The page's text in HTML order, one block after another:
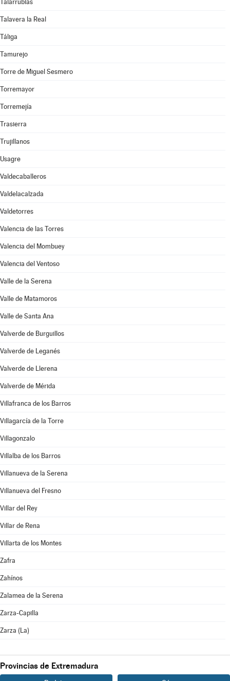
Talarrubias
Talavera la Real
Táliga
Tamurejo
Torre de Miguel Sesmero
Torremayor
Torremejía
Trasierra
Trujillanos
Usagre
Valdecaballeros
Valdelacalzada
Valdetorres
Valencia de las Torres
Valencia del Mombuey
Valencia del Ventoso
Valle de la Serena
Valle de Matamoros
Valle de Santa Ana
Valverde de Burguillos
Valverde de Leganés
Valverde de Llerena
Valverde de Mérida
Villafranca de los Barros
Villagarcía de la Torre
Villagonzalo
Villalba de los Barros
Villanueva de la Serena
Villanueva del Fresno
Villar del Rey
Villar de Rena
Villarta de los Montes
Zafra
Zahínos
Zalamea de la Serena
Zarza-Capilla
Zarza (La)
Provincias de Extremadura